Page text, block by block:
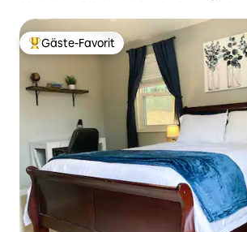
Beliebter Gäste-Favorit.
Gäste-Favorit